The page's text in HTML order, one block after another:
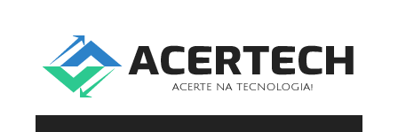
conteúdo